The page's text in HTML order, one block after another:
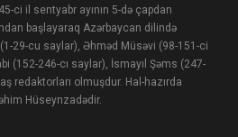
ci il sentyabr ayının 5-də çapdan
başlayaraq Azərbaycan dilində
(1-29-cu saylar), Əhməd Müsəvi (98-151-ci
(152-246-cı saylar), İsmayıl Şəms (247-
redaktorları olmuşdur. Hal-hazırda
Hüseynzadədir.